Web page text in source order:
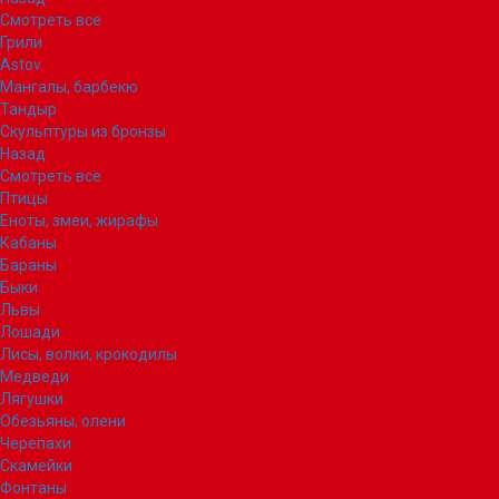
Смотреть все
Грили
Astov
Мангалы, барбекю
Тандыр
Скульптуры из бронзы
Назад
Смотреть все
Птицы
Еноты, змеи, жирафы
Кабаны
Бараны
Быки
Львы
Лошади
Лисы, волки, крокодилы
Медведи
Лягушки
Обезьяны, олени
Черепахи
Скамейки
Фонтаны